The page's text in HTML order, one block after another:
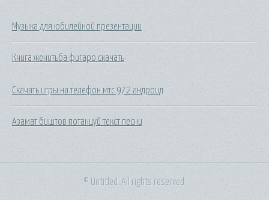
Музыка для юбилейной презентации
Книга женитьба фигаро скачать
Скачать игры на телефон мтс 972 андроид
Азамат биштов потанцуй текст песни
© Untitled. All rights reserved.